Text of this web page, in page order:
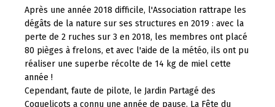
Après une année 2018 difficile, l'Association rattrape les
dégâts de la nature sur ses structures en 2019 : avec la
perte de 2 ruches sur 3 en 2018, les membres ont placé
80 pièges à frelons, et avec l'aide de la météo, ils ont pu
réaliser une superbe récolte de 14 kg de miel cette
année !
Cependant, faute de pilote, le Jardin Partagé des
Coquelicots a connu une année de pause. La Fête du